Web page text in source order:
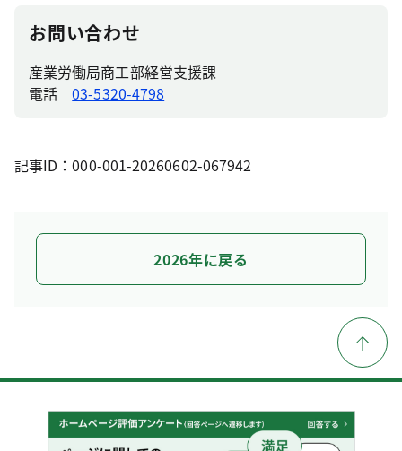
お問い合わせ
産業労働局商工部経営支援課
電話03-5320-4798
記事ID：000-001-20260602-067942
2026年に戻る